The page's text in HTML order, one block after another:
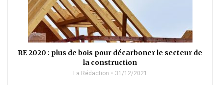
RE 2020 : plus de bois pour décarboner le secteur de
la construction
La Rédaction 31/12/2021